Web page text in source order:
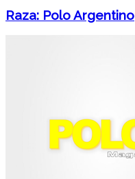
Raza: Polo Argentino